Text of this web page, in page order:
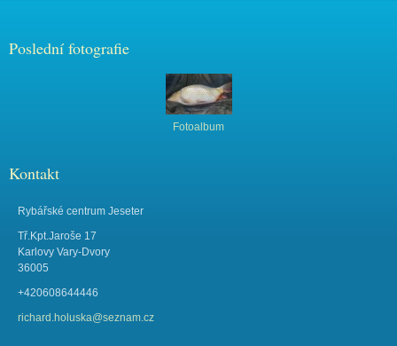
Poslední fotografie
Fotoalbum
Kontakt
Rybářské centrum Jeseter
Tř.Kpt.Jaroše 17
Karlovy Vary-Dvory
36005
+420608644446
richard.holuska@seznam.cz